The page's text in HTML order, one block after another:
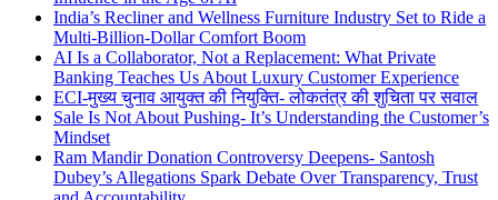
India’s Recliner and Wellness Furniture Industry Set to Ride a
Multi-Billion-Dollar Comfort Boom
AI Is a Collaborator, Not a Replacement: What Private
Banking Teaches Us About Luxury Customer Experience
ECI-मुख्य चुनाव आयुक्त की नियुक्ति- लोकतंत्र की शुचिता पर सवाल
Sale Is Not About Pushing- It’s Understanding the Customer’s
Mindset
Ram Mandir Donation Controversy Deepens- Santosh
Dubey’s Allegations Spark Debate Over Transparency, Trust